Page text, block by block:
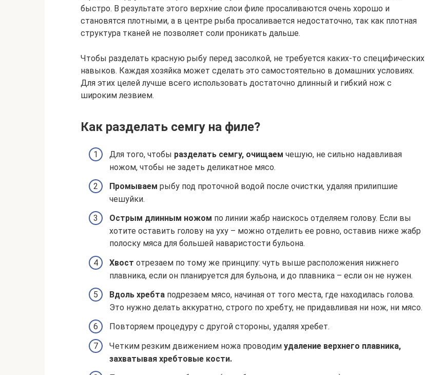
быстро. В результате этого верхние слои филе просаливаются очень хорошо и
становятся плотными, а в центре рыба просаливается недостаточно, так как плотная
структура тканей не позволяет соли проникать дальше.
Чтобы разделать красную рыбу перед засолкой, не требуется каких-то специфических
навыков. Каждая хозяйка может сделать это самостоятельно в домашних условиях.
Для этих целей лучше всего использовать достаточно длинный и гибкий нож с
широким лезвием.
Как разделать семгу на филе?
Для того, чтобы разделать семгу, очищаем чешую, не сильно надавливая
ножом, чтобы не задеть деликатное мясо.
Промываем рыбу под проточной водой после очистки, удаляя прилипшие
чешуйки.
Острым длинным ножом по линии жабр наискось отделяем голову. Если вы
хотите оставить голову на уху – можно отделить ее ровно, оставив ниже жабр
полоску мяса для большей наваристости бульона.
Хвост отрезаем по тому же принципу: чуть выше расположения нижнего
плавника, если он планируется для бульона, и до плавника – если он не нужен.
Вдоль хребта подрезаем мясо, начиная от того места, где находилась голова.
Это нужно делать аккуратно, строго по хребту, не придавливая ни нож, ни мясо.
Повторяем процедуру с другой стороны, удаляя хребет.
Четким резким движением ножа проводим удаление верхнего плавника,
захватывая хребтовые кости.